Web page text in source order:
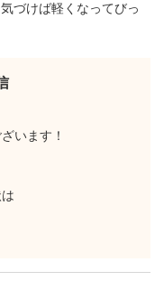
づけば軽くなってびっ
います！